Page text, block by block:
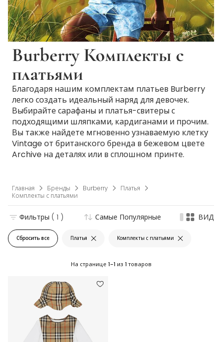
Burberry Комплекты с
платьями
Благодаря нашим комплектам платьев Burberry
легко создать идеальный наряд для девочек.
Выбирайте сарафаны и платья-свитеры с
подходящими шляпками, кардиганами и прочим.
Вы также найдете мгновенно узнаваемую клетку
Vintage от британского бренда в бежевом цвете
Archive на деталях или в сплошном принте.
Главная Бренды Burberry
Платья
Комплекты с платьями
Сбросить все Платья Комплекты с платьями
Фильтры ( 1 ) Самые Популярные ВИД
На странице 1-1 из 1 товаров